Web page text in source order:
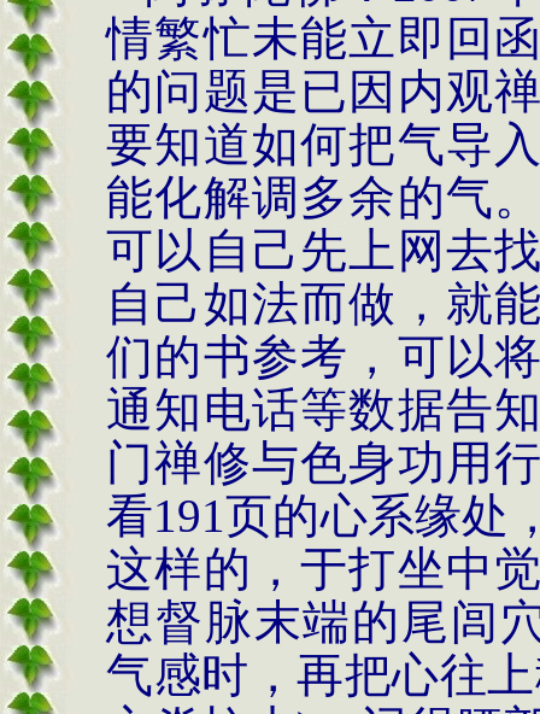
情繁忙未能立即回
的问题是已因内观
要知道如何把气导
能化解调多余的气
可以自己先上网去
自己如法而做，就
们的书参考，可以
通知电话等数据告
门禅修与色身功用
看191页的心系缘处
这样的，于打坐中
想督脉末端的尾闾
气感时，再把心往